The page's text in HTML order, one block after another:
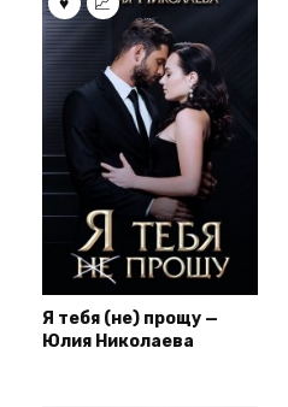
Я тебя (не) прощу —
Юлия Николаева